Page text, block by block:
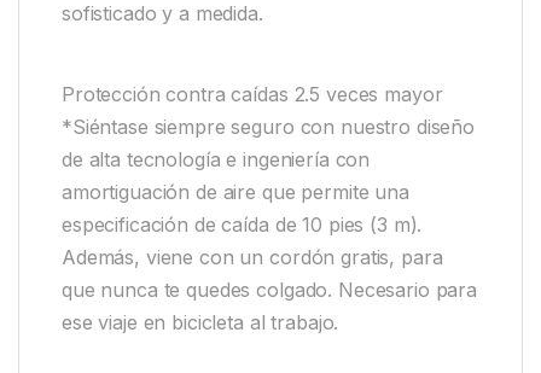
sofisticado y a medida.
Protección contra caídas 2.5 veces mayor
*Siéntase siempre seguro con nuestro diseño
de alta tecnología e ingeniería con
amortiguación de aire que permite una
especificación de caída de 10 pies (3 m).
Además, viene con un cordón gratis, para
que nunca te quedes colgado. Necesario para
ese viaje en bicicleta al trabajo.